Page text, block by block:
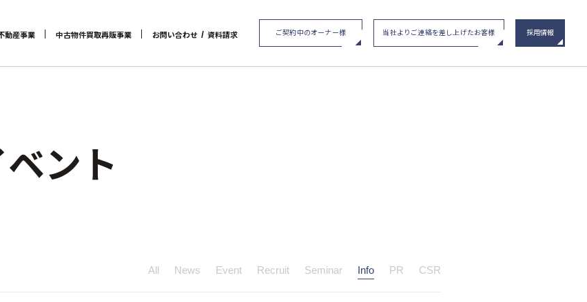
動産事業 中古物件買取再販事業 お問い合わせ / 資料請求 ご契約中のオーナー様 当社よりご連絡を差し上げたお客様 採用情報
ント
All News Event Recruit Seminar Info PR CSR